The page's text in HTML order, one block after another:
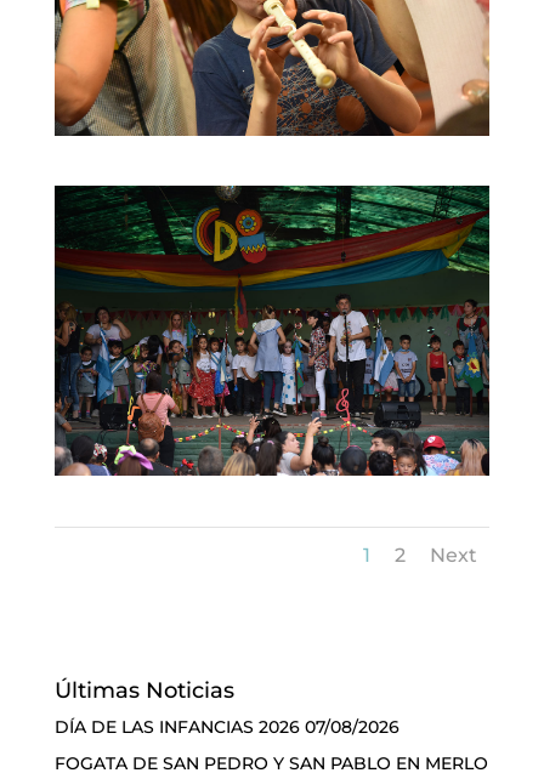
1 2 Next
Últimas Noticias
DÍA DE LAS INFANCIAS 2026 07/08/2026
FOGATA DE SAN PEDRO Y SAN PABLO EN MERLO